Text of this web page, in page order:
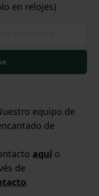
en relojes)
equipo de
de
aquío
de
.